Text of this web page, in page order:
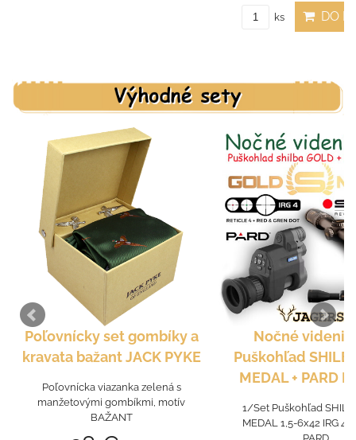
ks DO
Poľovnícky set gombíky a
kravata bažant JACK PYKE
Poľovnícka viazanka zelená s
manžetovými gombíkmi, motív
BAŽANT
Nočné videnie
Puškohľad
MEDAL + PARD
1/Set Puškohľad
MEDAL 1,5-6x42 IRG 4